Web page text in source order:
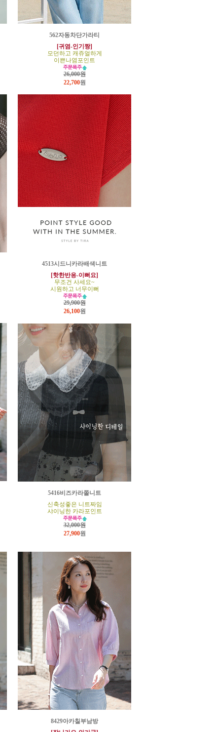
562자동차단가라티
[귀염-인기짱]
모던하고 캐쥬얼하게
이쁜나염포인트
26,000원
22,700원
4513시드니카라배색니트
[핫한반응-이뻐요]
무조건 사세요~
시원하고 너무이뻐
29,900원
26,100원
5416비즈카라쫄니트
신축성좋은 니트짜임
샤이닝한 카라포인트
32,000원
27,900원
8429아카칠부남방